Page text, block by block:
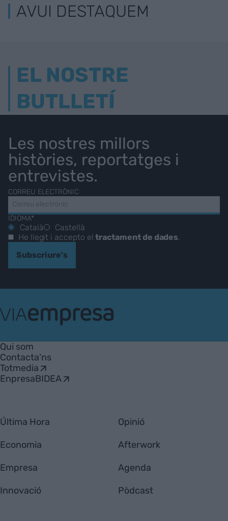
AVUI DESTAQUEM
EL NOSTRE
BUTLLETÍ
Les nostres millors
històries, reportatges i
entrevistes.
CORREU ELECTRÒNIC
IDIOMA*
Català
Castellà
He llegit i accepto eltractament de dades.
Subscriure's
Empresa
Qui som
Contacta'ns
Totmedia
EnpresaBIDEA
Última Hora
Economia
Empresa
Innovació
Opinió
Afterwork
Agenda
Pòdcast